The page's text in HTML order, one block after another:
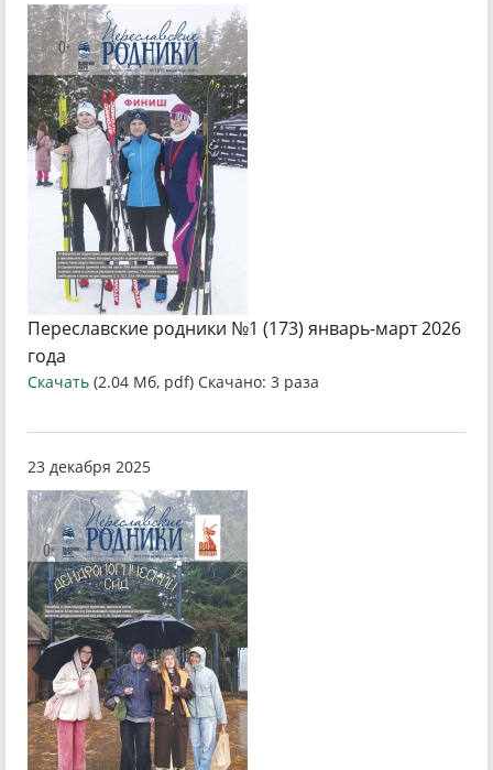
Переславские родники №1 (173) январь-март 2026
года
Скачать (2.04 Мб, pdf) Скачано: 3 раза
23 декабря 2025